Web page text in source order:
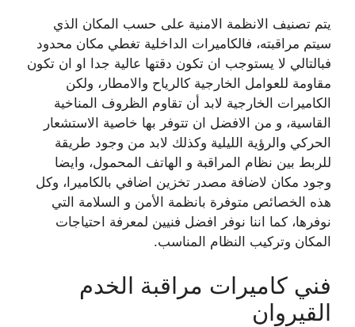
يتم تصنيف الانظمة الامنية على حسب المكان الذي
سيتم مراقبته، فالكاميرات الداخلية تغطي مكان محدود
فبالتالي لا يستوجب ان تكون دقتها عالية جدا او ان تكون
مقاومة للعوامل الخارجية كالرياح والامطار، ولكن
الكاميرات الخارجية لابد أن تقاوم الظروف المناخية
القاسية، و من الافضل ان تتوفر بها خاصية الاستشعار
الحركي والرؤية الليلية وكذلك لابد من وجود طريقة
للربط بين نظام المراقبة و الهاتف المحمول، وايضا
وجود مكان لاضافة مصدر تخزين اضافي بالكاميرا، وكل
هذه الخصائص متوفرة بانظمة الأمن و السلامة التي
نوفرها، كما اننا نوفر افضل فنيين لمعرفة احتياجات
المكان وتركيب النظام المناسب.
فني كاميرات مراقبة الخدم
القيروان